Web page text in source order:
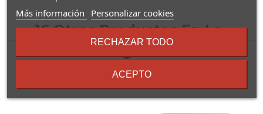
16 Otros Productos En La
Misma Categoría:
Más información
sobre
términos
condiciones
Personalizar cookies
RECHAZAR TODO
ACEPTO